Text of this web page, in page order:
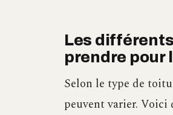
Les
prendre pour
Selon le type de
peuvent varier. Voici